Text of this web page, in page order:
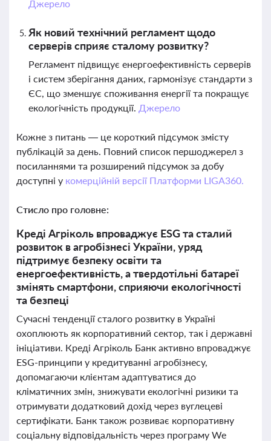
Джерело
Як новий технічний регламент щодо
серверів сприяє сталому розвитку?
Регламент підвищує енергоефективність серверів
і систем зберігання даних, гармонізує стандарти з
ЄС, що зменшує споживання енергії та покращує
екологічність продукції. Джерело
Кожне з питань — це короткий підсумок змісту
публікацій за день. Повний список першоджерел з
посиланнями та розширений підсумок за добу
доступні у комерційній версії Платформи LIGA360.
Стисло про головне:
Креді Агріколь впроваджує ESG та сталий
розвиток в агробізнесі України, уряд
підтримує безпеку освіти та
енергоефективність, а твердотільні батареї
змінять смартфони, сприяючи екологічності
та безпеці
Сучасні тенденції сталого розвитку в Україні
охоплюють як корпоративний сектор, так і державні
ініціативи. Креді Агріколь Банк активно впроваджує
ESG-принципи у кредитуванні агробізнесу,
допомагаючи клієнтам адаптуватися до
кліматичних змін, знижувати екологічні ризики та
отримувати додатковий дохід через вуглецеві
сертифікати. Банк також розвиває корпоративну
соціальну відповідальність через програму We